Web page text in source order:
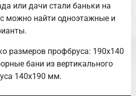
или дачи стали баньки на
можно найти одноэтажные и
размеров профбруса: 190х140
бани из вертикального
140х190 мм.